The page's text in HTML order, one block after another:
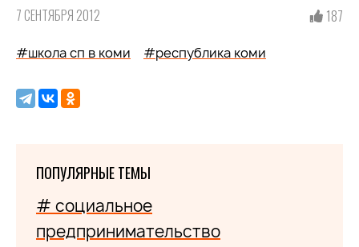
7 СЕНТЯБРЯ 2012 187
#школа сп в коми #республика коми
ПОПУЛЯРНЫЕ ТЕМЫ
# социальное
предпринимательство